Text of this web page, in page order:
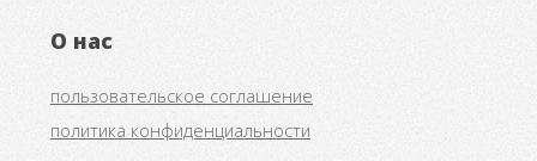
О нас
пользовательское соглашение
политика конфиденциальности